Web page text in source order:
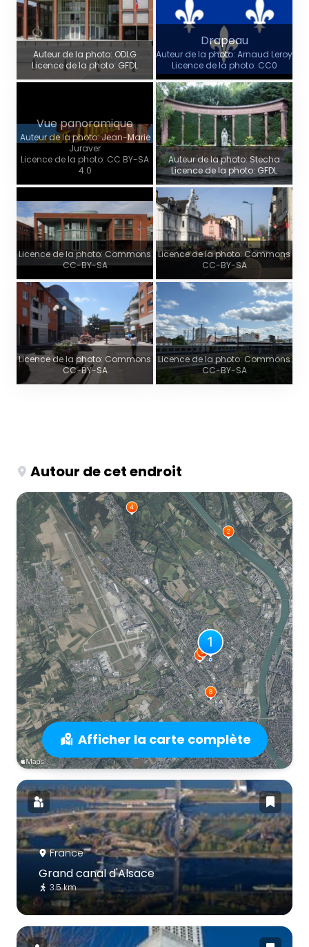
Auteur de la photo: ODLG
Licence de la photo: GFDL
Drapeau
Auteur de la photo: Arnaud Leroy
Licence de la photo: CC0
Vue panoramique
Auteur de la photo: Jean-Marie
Juraver
Licence de la photo: CC BY-SA
4.0
Auteur de la photo: Stecha
Licence de la photo: GFDL
Licence de la photo: Commons
CC-BY-SA
Licence de la photo: Commons
CC-BY-SA
Licence de la photo: Commons
CC-BY-SA
Licence de la photo: Commons
CC-BY-SA
Autour de cet endroit
Afficher la carte complète
France
Grand canal d'Alsace
3.5 km